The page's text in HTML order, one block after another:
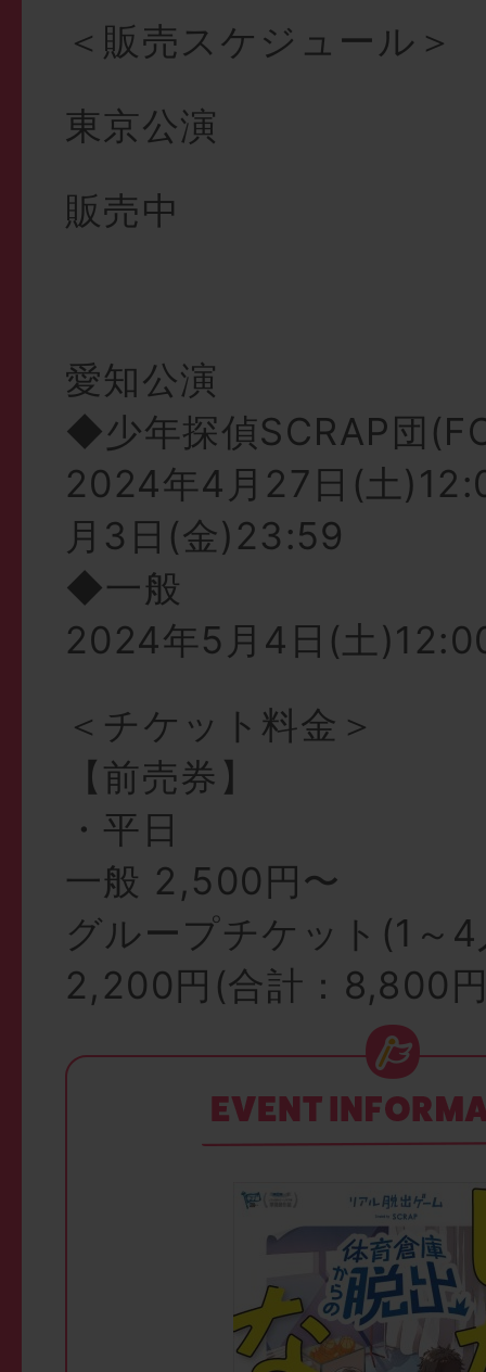
＜販売スケジュール＞
東京公演
販売中
愛知公演
◆少年探偵SCRAP団
2024年4月27日(土
月3日(金)23:59
◆一般
2024年5月4日(土
＜チケット料金＞
【前売券】
・平日
一般 2,500円〜
グループチケット(1～
2,200円(合計：8,800